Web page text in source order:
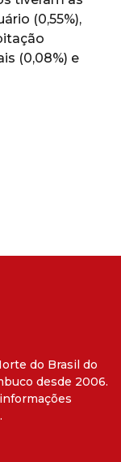
(0,55%),
(0,08%) e
do Brasil do
desde 2006.